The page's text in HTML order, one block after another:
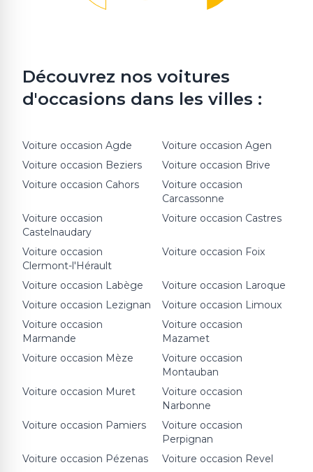
Découvrez nos voitures
d'occasions dans les villes :
Voiture occasion Agde Voiture occasion Agen
Voiture occasion Beziers Voiture occasion Brive
Voiture occasion Cahors
Voiture occasion
Carcassonne
Voiture occasion
Castelnaudary
Voiture occasion Castres
Voiture occasion
Clermont-l'Hérault
Voiture occasion Foix
Voiture occasion Labège Voiture occasion Laroque
Voiture occasion Lezignan Voiture occasion Limoux
Voiture occasion
Marmande
Voiture occasion
Mazamet
Voiture occasion Mèze
Voiture occasion
Montauban
Voiture occasion Muret
Voiture occasion
Narbonne
Voiture occasion Pamiers
Voiture occasion
Perpignan
Voiture occasion Pézenas Voiture occasion Revel